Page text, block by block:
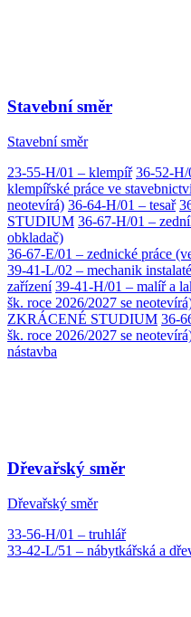
Stavební směr
Stavební směr
23-55-H/01 – klempíř 36-52-H/
klempířské práce ve
neotevírá) 36-64-H/01 – tesař
STUDIUM 36-67-H/01 –
obkladač)
36-67-E/01 – zednické práce
39-41-L/02 – mechanik
zařízení 39-41-H/01 – malíř a
šk. roce 2026/2027 se
ZKRÁCENÉ STUDIUM 36-
šk. roce 2026/2027 se
nástavba
Dřevařský směr
Dřevařský směr
33-56-H/01 – truhlář
33-42-L/51 – nábytkářská a